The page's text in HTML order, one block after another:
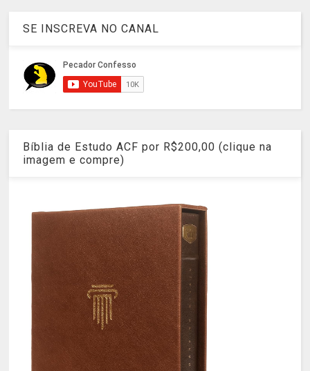
SE INSCREVA NO CANAL
Bíblia de Estudo ACF por R$200,00 (clique na
imagem e compre)